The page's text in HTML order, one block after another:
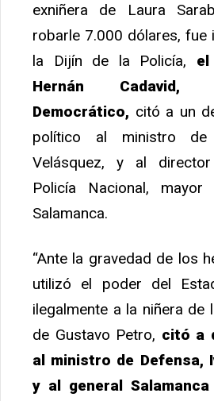
exniñera de Laura
robarle 7.000 dólares, fue
la Dijín de la Policía,
Hernán Cadavid,
Democrático, citó a un
político al ministro de
Velásquez, y al
Policía Nacional, mayor
Salamanca.
“Ante la gravedad de los
utilizó el poder del
ilegalmente a la niñera de
de Gustavo Petro, citó a
al ministro de Defensa,
y al general